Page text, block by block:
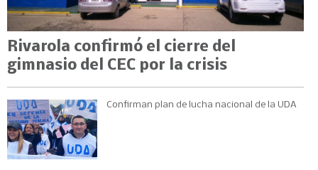
Rivarola confirmó el cierre del
gimnasio del CEC por la crisis
Confirman plan de lucha nacional de la UDA